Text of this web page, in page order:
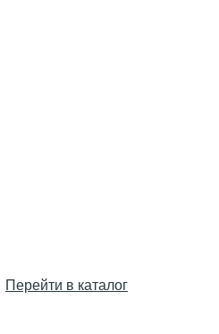
Пeрейти в каталог